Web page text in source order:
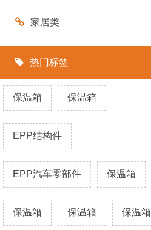
家居类
热门标签
保温箱 保温箱
EPP结构件
EPP汽车零部件 保温箱
保温箱 保温箱 保温箱